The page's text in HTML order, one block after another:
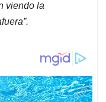
viendo la